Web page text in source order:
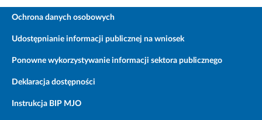
Ochrona danych osobowych
Udostępnianie informacji publicznej na wniosek
Ponowne wykorzystywanie informacji sektora publicznego
Deklaracja dostępności
Instrukcja BIP MJO